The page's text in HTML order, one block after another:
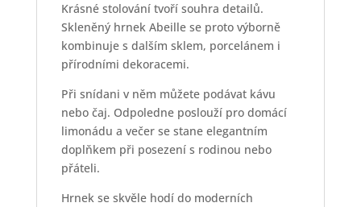
Krásné stolování tvoří souhra detailů.
Skleněný hrnek Abeille se proto výborně
kombinuje s dalším sklem, porcelánem i
přírodními dekoracemi.
Při snídani v něm můžete podávat kávu
nebo čaj. Odpoledne poslouží pro domácí
limonádu a večer se stane elegantním
doplňkem při posezení s rodinou nebo
přáteli.
Hrnek se skvěle hodí do moderních